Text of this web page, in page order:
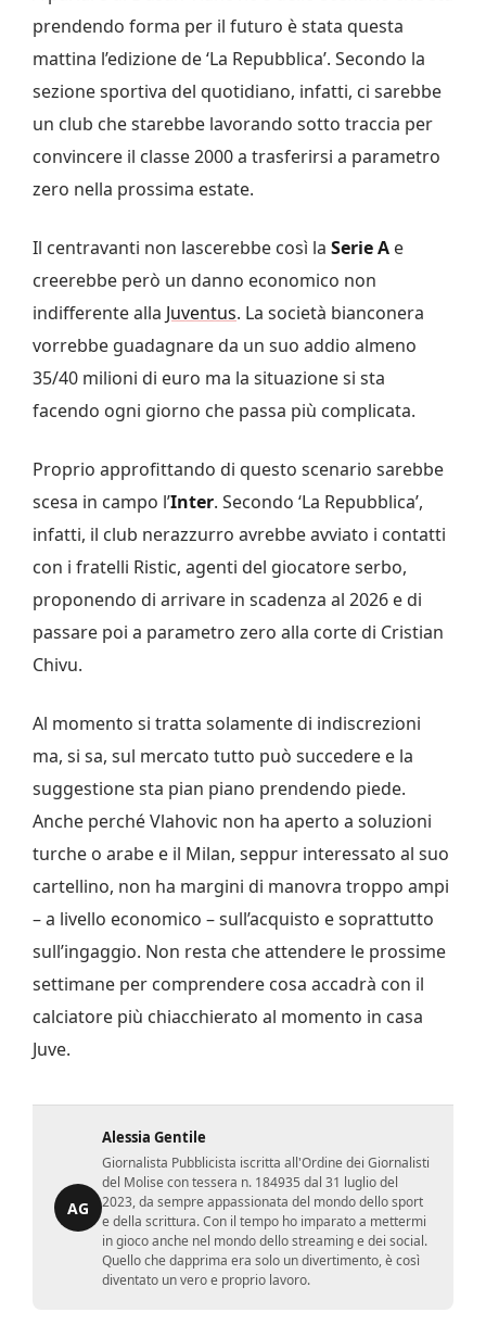
prendendo forma per il futuro è stata questa
mattina l’edizione de ‘La Repubblica’. Secondo la
sezione sportiva del quotidiano, infatti, ci sarebbe
un club che starebbe lavorando sotto traccia per
convincere il classe 2000 a trasferirsi a parametro
zero nella prossima estate.
Il centravanti non lascerebbe così la Serie A e
creerebbe però un danno economico non
indifferente alla Juventus. La società bianconera
vorrebbe guadagnare da un suo addio almeno
35/40 milioni di euro ma la situazione si sta
facendo ogni giorno che passa più complicata.
Proprio approfittando di questo scenario sarebbe
scesa in campo l’Inter. Secondo ‘La Repubblica’,
infatti, il club nerazzurro avrebbe avviato i contatti
con i fratelli Ristic, agenti del giocatore serbo,
proponendo di arrivare in scadenza al 2026 e di
passare poi a parametro zero alla corte di Cristian
Chivu.
Al momento si tratta solamente di indiscrezioni
ma, si sa, sul mercato tutto può succedere e la
suggestione sta pian piano prendendo piede.
Anche perché Vlahovic non ha aperto a soluzioni
turche o arabe e il Milan, seppur interessato al suo
cartellino, non ha margini di manovra troppo ampi
– a livello economico – sull’acquisto e soprattutto
sull’ingaggio. Non resta che attendere le prossime
settimane per comprendere cosa accadrà con il
calciatore più chiacchierato al momento in casa
Juve.
AG
Alessia Gentile
Giornalista Pubblicista iscritta all'Ordine dei Giornalisti
del Molise con tessera n. 184935 dal 31 luglio del
2023, da sempre appassionata del mondo dello sport
e della scrittura. Con il tempo ho imparato a mettermi
in gioco anche nel mondo dello streaming e dei social.
Quello che dapprima era solo un divertimento, è così
diventato un vero e proprio lavoro.